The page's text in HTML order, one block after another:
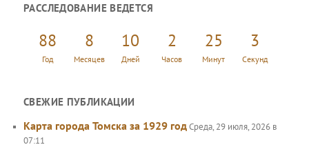
с
РАССЛЕДОВАНИЕ ВЕДЕТСЯ
88
Год
8
Месяцев
10
Дней
2
Часов
25
Минут
3
Секунд
СВЕЖИЕ ПУБЛИКАЦИИ
Карта города Томска за 1929 годСреда, 29 июля, 2026 в
07:11